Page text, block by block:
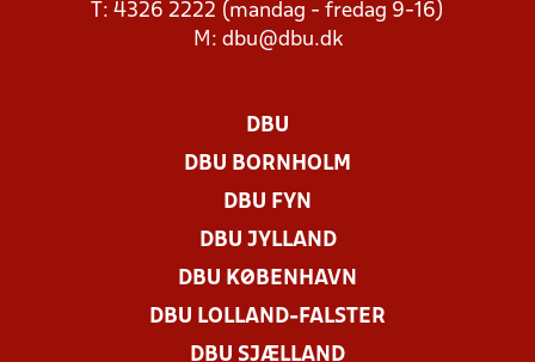
T: 4326 2222 (mandag - fredag 9-16)
M: dbu@dbu.dk
DBU
DBU BORNHOLM
DBU FYN
DBU JYLLAND
DBU KØBENHAVN
DBU LOLLAND-FALSTER
DBU SJÆLLAND